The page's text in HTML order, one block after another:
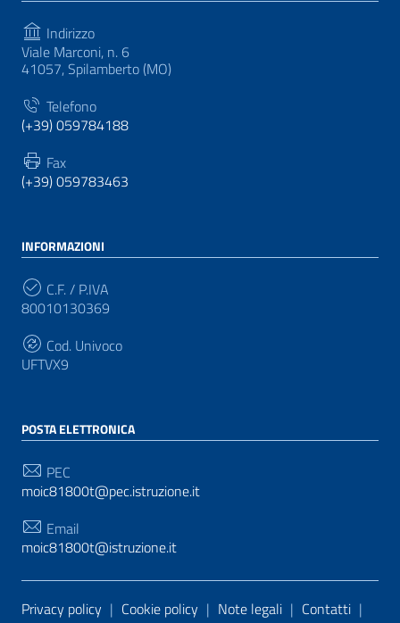
Indirizzo
Viale Marconi, n. 6
41057, Spilamberto (MO)
Telefono
(+39) 059784188
Fax
(+39) 059783463
INFORMAZIONI
C.F. / P.IVA
80010130369
Cod. Univoco
UFTVX9
POSTA ELETTRONICA
PEC
moic81800t@pec.istruzione.it
Email
moic81800t@istruzione.it
Sezione Link Utili
Privacy policy | Cookie policy | Note legali | Contatti |